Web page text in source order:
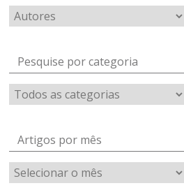
Pesquise por categoria
Artigos por mês
Artigos
por